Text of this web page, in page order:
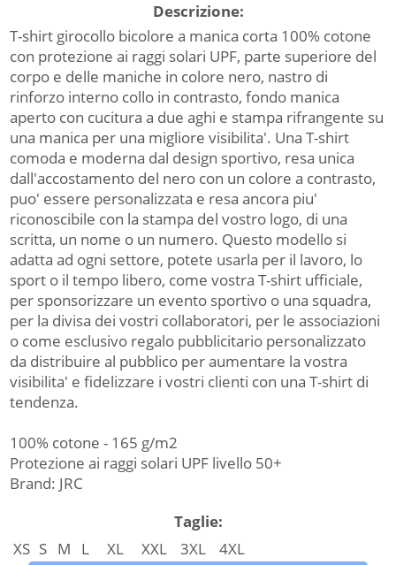
Descrizione:
T-shirt girocollo bicolore a manica corta 100% cotone
con protezione ai raggi solari UPF, parte superiore del
corpo e delle maniche in colore nero, nastro di
rinforzo interno collo in contrasto, fondo manica
aperto con cucitura a due aghi e stampa rifrangente su
una manica per una migliore visibilita'. Una T-shirt
comoda e moderna dal design sportivo, resa unica
dall'accostamento del nero con un colore a contrasto,
puo' essere personalizzata e resa ancora piu'
riconoscibile con la stampa del vostro logo, di una
scritta, un nome o un numero. Questo modello si
adatta ad ogni settore, potete usarla per il lavoro, lo
sport o il tempo libero, come vostra T-shirt ufficiale,
per sponsorizzare un evento sportivo o una squadra,
per la divisa dei vostri collaboratori, per le associazioni
o come esclusivo regalo pubblicitario personalizzato
da distribuire al pubblico per aumentare la vostra
visibilita' e fidelizzare i vostri clienti con una T-shirt di
tendenza.
100% cotone - 165 g/m2
Protezione ai raggi solari UPF livello 50+
Brand: JRC
Taglie:
XS S M L XL XXL 3XL 4XL